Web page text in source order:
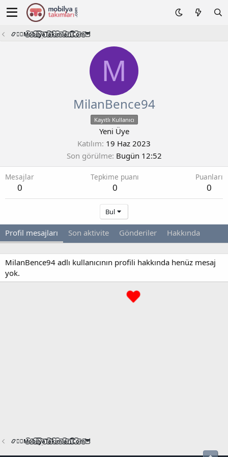
📿🧙‍♂️M͜͡o͜͡b͜͡i͜͡l͜͡y͜͡a͜͡T͜͡a͜͡k͜͡i͜͡m͜͡l͜͡a͜͡r͜͡i͜͡.͜͡C͜͡o͜͡m͜͡🦉
M
MilanBence94
Kayıtlı Kullanıcı
Yeni Üye
Katılım 19 Haz 2023
Son görülme Bugün 12:52
Mesajlar
0
Tepkime puanı
0
Puanları
0
Bul
Profil mesajları Son aktivite Gönderiler Hakkında
MilanBence94 adlı kullanıcının profili hakkında henüz mesaj
yok.
📿🧙‍♂️M͜͡o͜͡b͜͡i͜͡l͜͡y͜͡a͜͡T͜͡a͜͡k͜͡i͜͡m͜͡l͜͡a͜͡r͜͡i͜͡.͜͡C͜͡o͜͡m͜͡🦉